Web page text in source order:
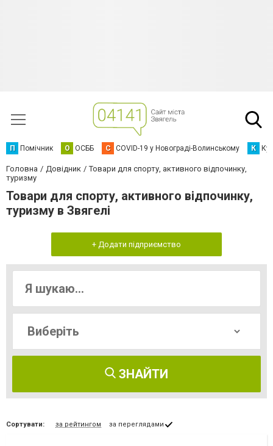
П Помічник О ОСББ C COVID-19 у Новограді-Волинському К
Головна Довідник
Товари для спорту, активного відпочинку,
туризму
Товари для спорту, активного відпочинку,
туризму в Звягелі
+ Додати підприємство
ЗНАЙТИ
Сортувати: за рейтингом за переглядами